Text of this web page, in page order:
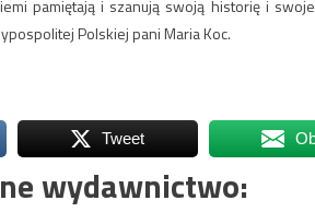
pamiętają i szanują swoją historię i
Polskiej pani Maria Koc.
Tweet
wydawnictwo: